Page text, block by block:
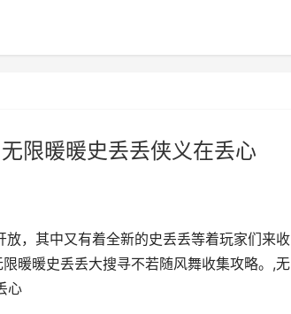
限暖暖史丢丢侠义在丢心
，其中又有着全新的史丢丢等着玩家们来收
暖暖史丢丢大搜寻不若随风舞收集攻略。,无
心